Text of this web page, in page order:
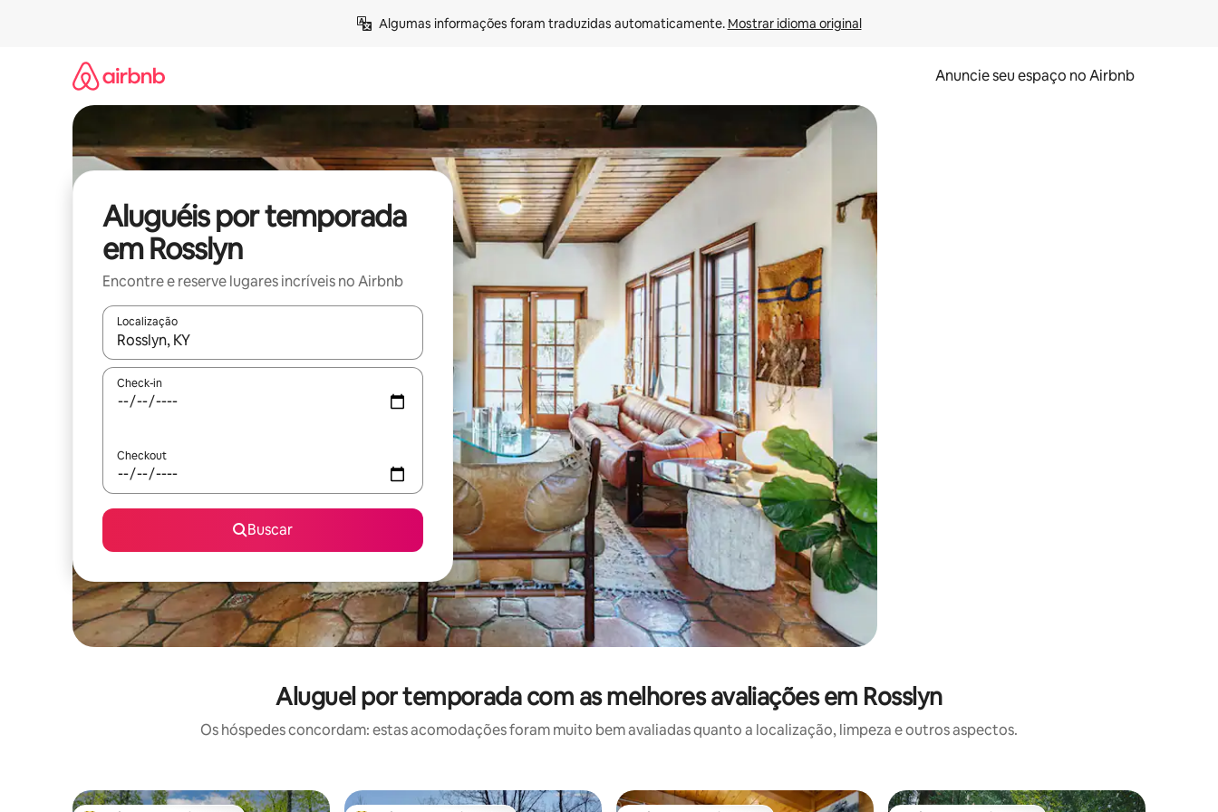
Algumas informações foram traduzidas automaticamente. Mostrar idioma original
Anuncie seu espaço no Airbnb
Aluguéis por temporada
em Rosslyn
Encontre e reserve lugares incríveis no Airbnb
Localização
Quando os resultados estiverem disponíveis, explore-os usando as seta para cima e para baixo do teclado ou tocando e deslizando o dedo na tela.
Check-in
Checkout
Buscar
Aluguel por temporada com as melhores avaliações em Rosslyn
Os hóspedes concordam: estas acomodações foram muito bem avaliadas quanto a localização, limpeza e outros aspectos.